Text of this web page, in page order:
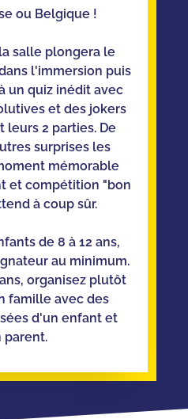
ou Belgique !
salle plongera le
l'immersion puis
un quiz inédit avec
et des jokers
2 parties. De
surprises les
mémorable
et compétition "bon
à coup sûr.
de 8 à 12 ans,
au minimum.
organisez plutôt
famille avec des
d'un enfant et
parent.